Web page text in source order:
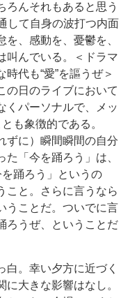
ろんそれもあると思う
して自身の波打つ内面
、感動を、憂鬱を、
叫んでいる。＜ドラマ
代も“愛”を謳うぜ＞
の日のライブにおいて
くパーソナルで、メッ
も象徴的である。
ずに）瞬間瞬間の自分
「今を踊ろう」は、
踊ろう」というの
こと。さらに言うなら
うことだ。ついでに言
ろうぜ、ということだ
。幸い夕方に近づく
大きな影響はなし。